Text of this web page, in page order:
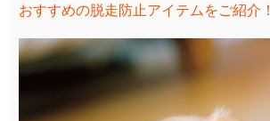
おすすめの脱走防止アイテムをご紹介！